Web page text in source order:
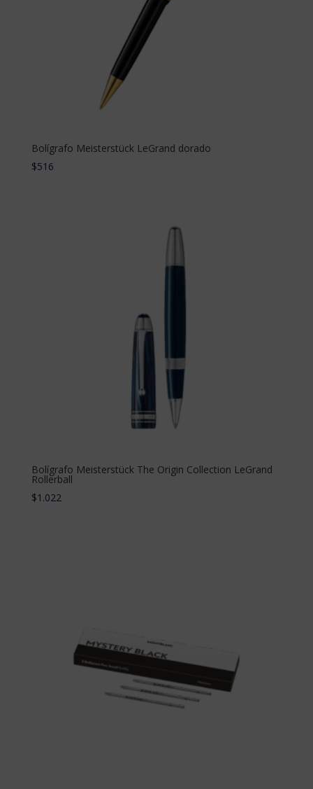
Bolígrafo Meisterstück LeGrand dorado
$516
Bolígrafo Meisterstück The Origin Collection LeGrand
Rollerball
$1.022